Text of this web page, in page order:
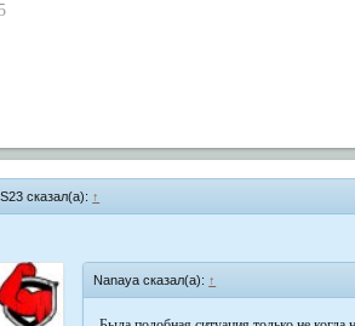
сказал(а): ↑
Nanaya сказал(а): ↑